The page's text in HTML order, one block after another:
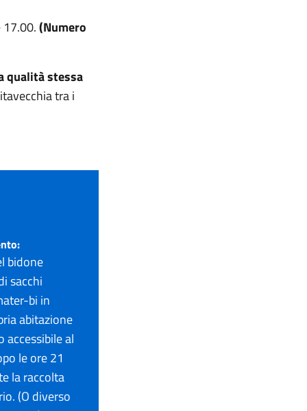
(Numero
qualità stessa
tra i
bidone
sacchi
bi in
abitazione
accessibile al
le ore 21
la raccolta
(O diverso